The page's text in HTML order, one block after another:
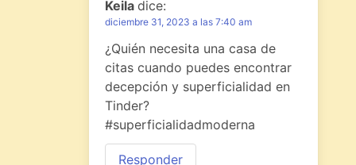
Keila dice:
diciembre 31, 2023 a las 7:40 am
¿Quién necesita una casa de
citas cuando puedes encontrar
decepción y superficialidad en
Tinder?
#superficialidadmoderna
Responder